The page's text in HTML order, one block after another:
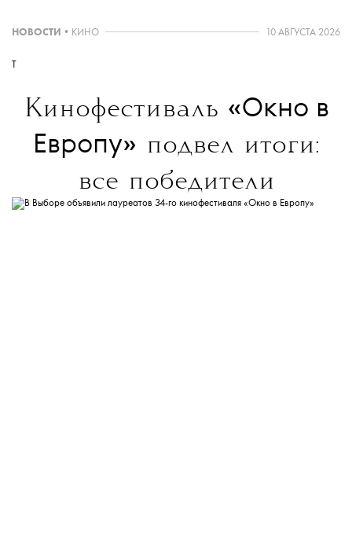
Творческий путь певицы — от романтичного
и откровенного Petal —
НОВОСТИ • КИНО 10 АВГУСТА 2026
T
Кинофестиваль «Окно в
Европу» подвел итоги:
все победители